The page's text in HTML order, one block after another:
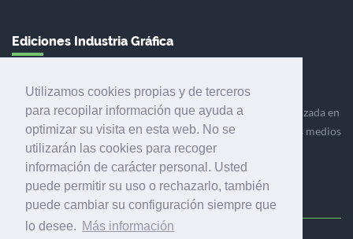
Utilizamos cookies propias y de terceros
para recopilar información que ayuda a
optimizar su visita en esta web. No se
utilizarán las cookies para recoger
información de carácter personal. Usted
puede permitir su uso o rechazarlo, también
puede cambiar su configuración siempre que
lo desee. Más información
Ediciones Industria Gráfica
Ediciones Industria Gráfica es una empresa editora especializada en
el mercado de la comunicación gráfica que engloba diversos medios
profesionales especializados en el mercado gráfico, la
comunicación visual y el envasado.